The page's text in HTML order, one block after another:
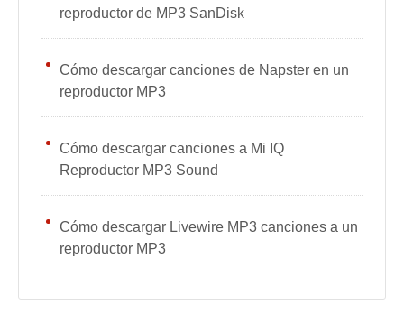
reproductor de MP3 SanDisk
Cómo descargar canciones de Napster en un
reproductor MP3
Cómo descargar canciones a Mi IQ
Reproductor MP3 Sound
Cómo descargar Livewire MP3 canciones a un
reproductor MP3